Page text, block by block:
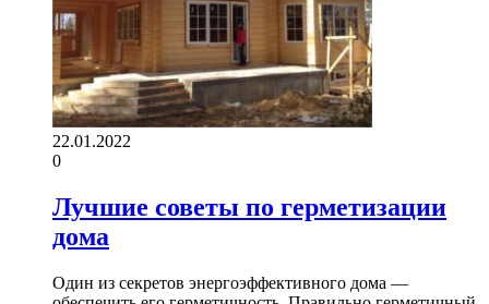
22.01.2022
0
Лучшие советы по герметизации
дома
Один из секретов энергоэффективного дома —